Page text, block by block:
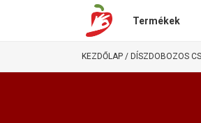
Termékek
KEZDŐLAP / DÍSZDOBOZOS